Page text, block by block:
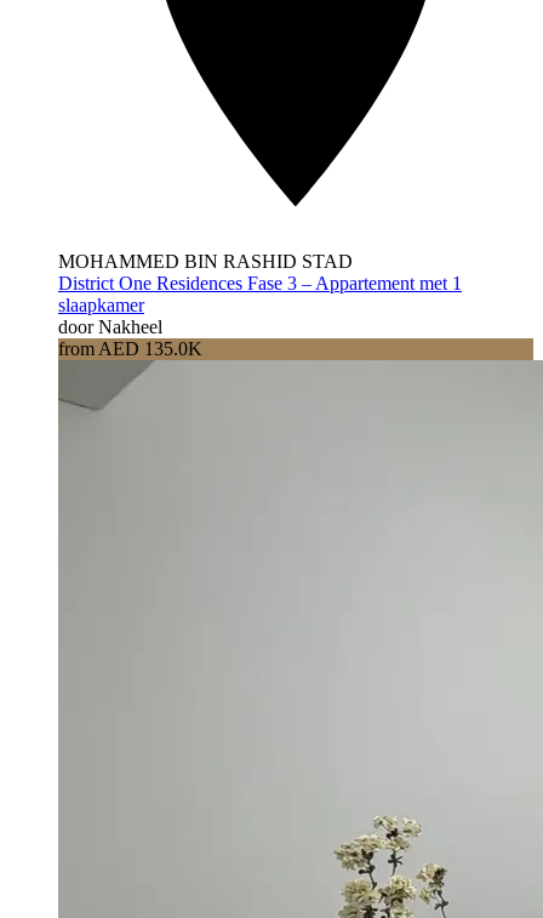
MOHAMMED BIN RASHID STAD
District One Residences Fase 3 – Appartement met 1
slaapkamer
door Nakheel
from AED 135.0K